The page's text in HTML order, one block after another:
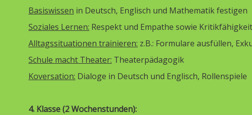
Basiswissen in Deutsch, Englisch und Mathematik festigen
Soziales Lernen: Respekt und Empathe sowie Kritikfähigkeit
Alltagssituationen trainieren: z.B.: Formulare ausfüllen,
Schule macht Theater: Theaterpädagogik
Koversation: Dialoge in Deutsch und Englisch, Rollenspiele
4. Klasse (2 Wochenstunden):